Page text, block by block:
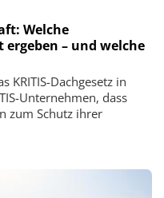
Welche
– und welche
KRITIS-Dachgesetz in
Unternehmen, dass
zum Schutz ihrer